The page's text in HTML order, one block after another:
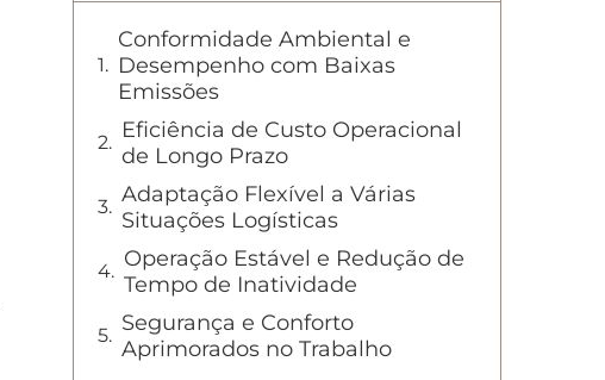
Conformidade Ambiental e
Desempenho com Baixas
Emissões
Eficiência de Custo Operacional
de Longo Prazo
Adaptação Flexível a Várias
Situações Logísticas
Operação Estável e Redução de
Tempo de Inatividade
Segurança e Conforto
Aprimorados no Trabalho